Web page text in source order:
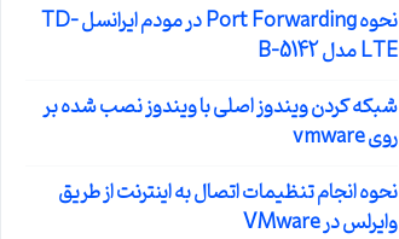
نحوه Port Forwarding در مودم ایرانسل TD-
LTE مدل B-5142
شبکه کردن ویندوز اصلی با ویندوز نصب شده بر
روی vmware
نحوه انجام تنظیمات اتصال به اینترنت از طریق
وایرلس در VMware